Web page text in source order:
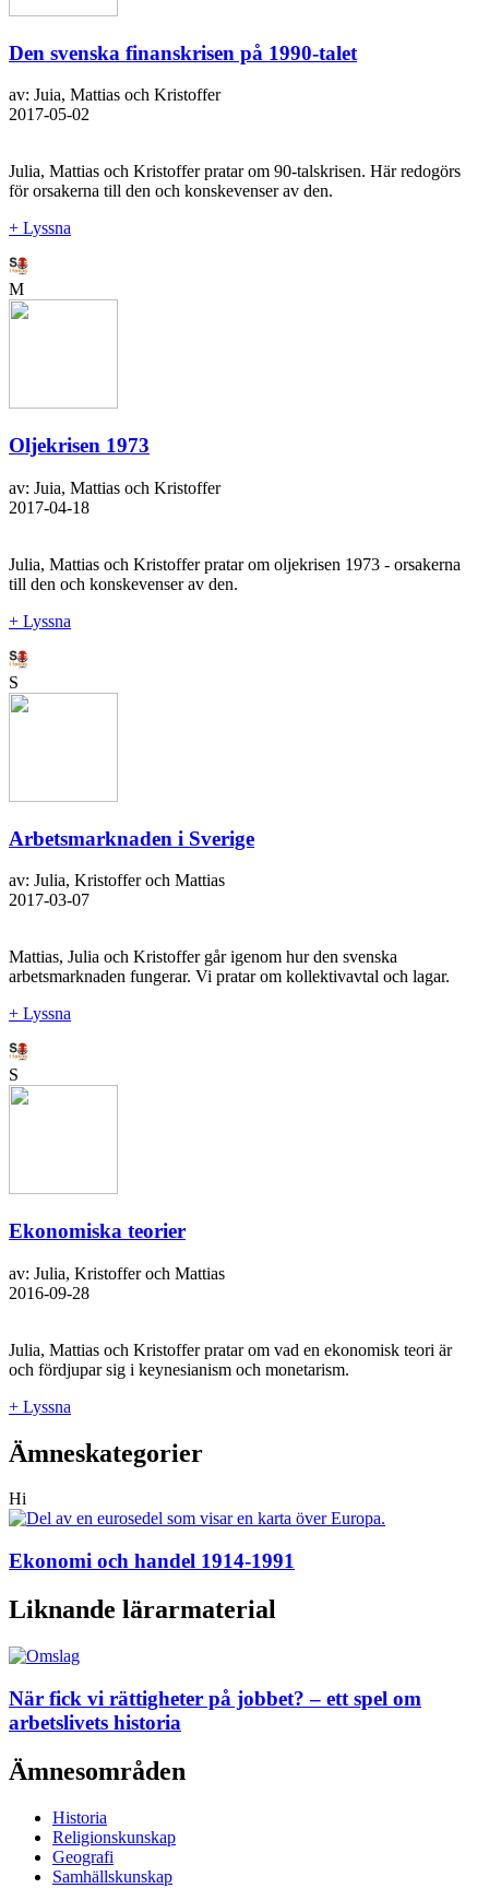
Den svenska finanskrisen på 1990-talet
av: Juia, Mattias och Kristoffer
2017-05-02
Julia, Mattias och Kristoffer pratar om 90-talskrisen. Här redogörs
för orsakerna till den och konskevenser av den.
+ Lyssna
M
Oljekrisen 1973
av: Juia, Mattias och Kristoffer
2017-04-18
Julia, Mattias och Kristoffer pratar om oljekrisen 1973 - orsakerna
till den och konskevenser av den.
+ Lyssna
S
Arbetsmarknaden i Sverige
av: Julia, Kristoffer och Mattias
2017-03-07
Mattias, Julia och Kristoffer går igenom hur den svenska
arbetsmarknaden fungerar. Vi pratar om kollektivavtal och lagar.
+ Lyssna
S
Ekonomiska teorier
av: Julia, Kristoffer och Mattias
2016-09-28
Julia, Mattias och Kristoffer pratar om vad en ekonomisk teori är
och fördjupar sig i keynesianism och monetarism.
+ Lyssna
Ämneskategorier
Hi
Ekonomi och handel 1914-1991
Liknande lärarmaterial
När fick vi rättigheter på jobbet? – ett spel om
arbetslivets historia
Ämnesområden
Historia
Religionskunskap
Geografi
Samhällskunskap